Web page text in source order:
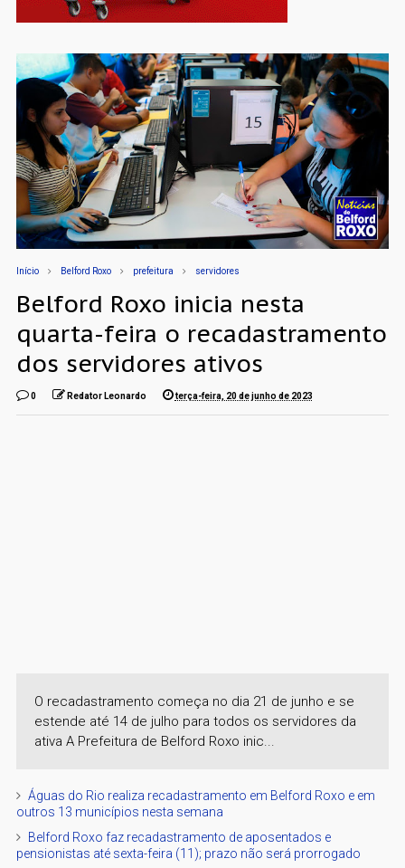
Início Belford Roxo prefeitura servidores
Belford Roxo inicia nesta
quarta-feira o recadastramento
dos servidores ativos
0 Redator Leonardo terça-feira, 20 de junho de 2023
O recadastramento começa no dia 21 de junho e se
estende até 14 de julho para todos os servidores da
ativa A Prefeitura de Belford Roxo inic...
Águas do Rio realiza recadastramento em Belford Roxo e em
outros 13 municípios nesta semana
Belford Roxo faz recadastramento de aposentados e
pensionistas até sexta-feira (11); prazo não será prorrogado